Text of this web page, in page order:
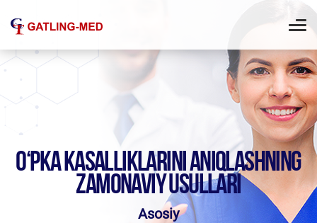
O‘PKA KASALLIKLARINI ANIQLASHNING
ZAMONAVIY USULLARI
Asosiy